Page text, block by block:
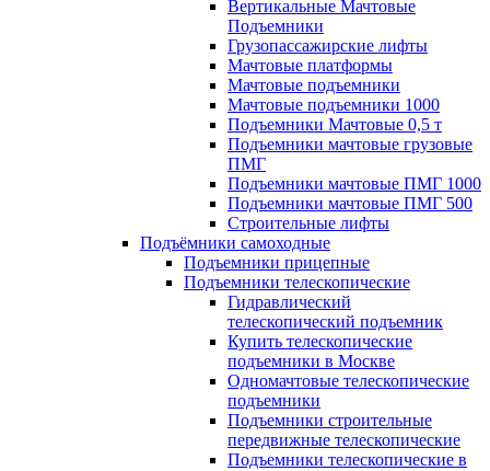
Вертикальные Мачтовые
Подъемники
Грузопассажирские лифты
Мачтовые платформы
Мачтовые подъемники
Мачтовые подъемники 1000
Подъемники Мачтовые 0,5 т
Подъемники мачтовые грузовые
ПМГ
Подъемники мачтовые ПМГ 1000
Подъемники мачтовые ПМГ 500
Строительные лифты
Подъёмники самоходные
Подъемники прицепные
Подъемники телескопические
Гидравлический
телескопический подъемник
Купить телескопические
подъемники в Москве
Одномачтовые телескопические
подъемники
Подъемники строительные
передвижные телескопические
Подъемники телескопические в